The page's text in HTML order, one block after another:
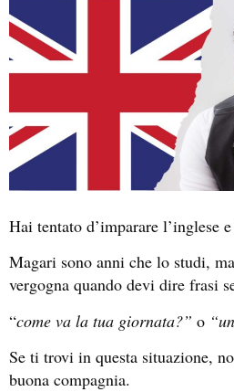
Hai tentato d’imparare l’inglese
Magari sono anni che lo studi,
vergogna quando devi dire frasi
“come va la tua giornata?” o
Se ti trovi in questa situazione,
buona compagnia.